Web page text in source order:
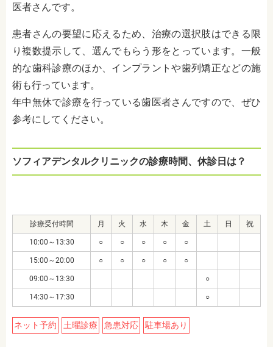
医者さんです。
患者さんの要望に応えるため、治療の選択肢はできる限
り複数提示して、選んでもらう形をとっています。一般
的な歯科診療のほか、インプラントや歯列矯正などの施
術も行っています。
年中無休で診療を行っている歯医者さんですので、ぜひ
参考にしてください。
ソフィアデンタルクリニックの診療時間、休診日は？
診療受付時間 月 火 水 木 金 土 日 祝
10:00～13:30 ○ ○ ○ ○ ○
15:00～20:00 ○ ○ ○ ○ ○
09:00～13:30 ○
14:30～17:30 ○
ネット予約 土曜診療 急患対応 駐車場あり